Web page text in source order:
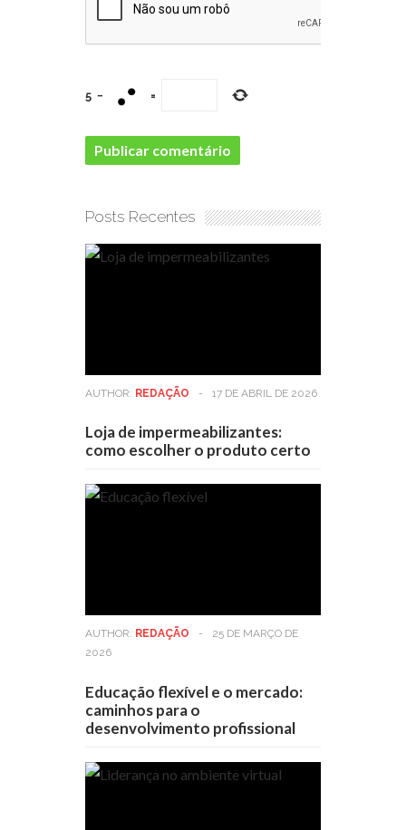
5 − =
Posts Recentes
AUTHOR: REDAÇÃO - 17 DE ABRIL DE 2026
Loja de impermeabilizantes:
como escolher o produto certo
AUTHOR: REDAÇÃO -
25 DE MARÇO DE
2026
Educação flexível e o mercado:
caminhos para o
desenvolvimento profissional